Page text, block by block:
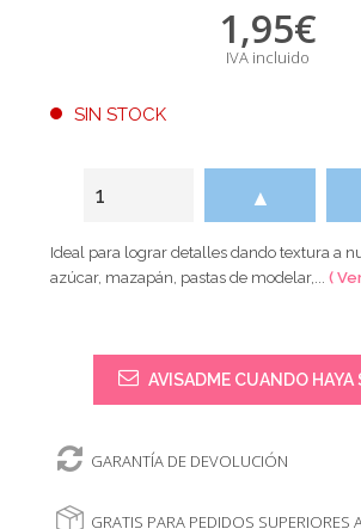
1,95€
IVA incluido
SIN STOCK
▲
Ideal para lograr detalles dando textura a
azúcar, mazapán, pastas de modelar,...(
AVISADME CUANDO HAYA
GARANTÍA DE DEVOLUCIÓN
GRATIS PARA PEDIDOS SUPERIORES